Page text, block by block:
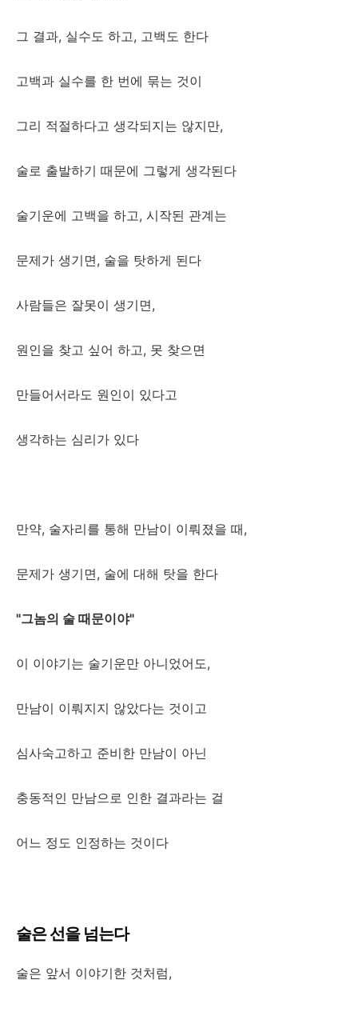
그 결과, 실수도 하고, 고백도 한다
고백과 실수를 한 번에 묶는 것이
그리 적절하다고 생각되지는 않지만,
술로 출발하기 때문에 그렇게 생각된다
술기운에 고백을 하고, 시작된 관계는
문제가 생기면, 술을 탓하게 된다
사람들은 잘못이 생기면,
원인을 찾고 싶어 하고, 못 찾으면
만들어서라도 원인이 있다고
생각하는 심리가 있다
만약, 술자리를 통해 만남이 이뤄졌을 때,
문제가 생기면, 술에 대해 탓을 한다
"그놈의 술 때문이야"
이 이야기는 술기운만 아니었어도,
만남이 이뤄지지 않았다는 것이고
심사숙고하고 준비한 만남이 아닌
충동적인 만남으로 인한 결과라는 걸
어느 정도 인정하는 것이다
술은 선을 넘는다
술은 앞서 이야기한 것처럼,